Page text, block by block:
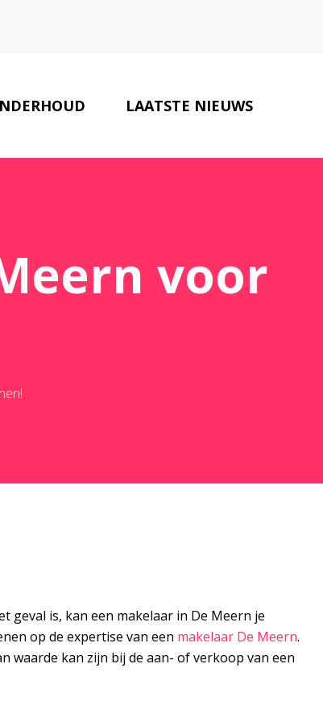
LAATSTE NIEUWS
voor
geval is, kan een makelaar in De Meern je
op de expertise van een makelaar De Meern.
waarde kan zijn bij de aan- of verkoop van een